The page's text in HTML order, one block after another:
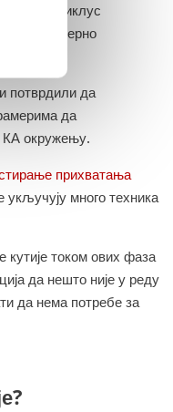
у циклус
интерно
потврдили да
да
КА окружењу.
прихватања
много техника
кутије током ових фаза
да нешто није у реду
да нема потребе за